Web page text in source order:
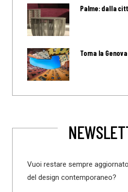
Palme: dalla
Torna la
Vuoi restare sempre
del design contemporaneo?